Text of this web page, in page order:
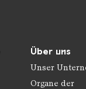
Über uns
Unser
Organe der